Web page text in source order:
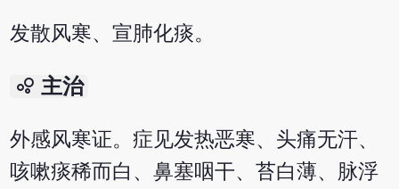
发散风寒、宣肺化痰。
bubble_chart 主治
外感风寒证。症见发热恶寒、头痛无汗、
咳嗽痰稀而白、鼻塞咽干、苔白薄、脉浮